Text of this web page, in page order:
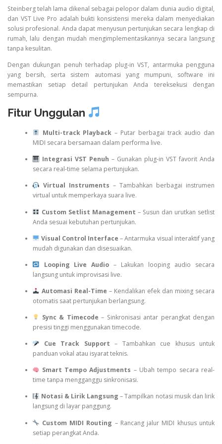
Steinberg telah lama dikenal sebagai pelopor dalam dunia audio digital,
dan VST Live Pro adalah bukti konsistensi mereka dalam menyediakan
solusi profesional. Anda dapat menyusun pertunjukan secara lengkap di
rumah, lalu dengan mudah mengimplementasikannya secara langsung
tanpa kesulitan.
Dengan dukungan penuh terhadap plug-in VST, antarmuka pengguna
yang bersih, serta sistem automasi yang mumpuni, software ini
memastikan setiap detail pertunjukan Anda tereksekusi dengan
sempurna.
Fitur Unggulan
Multi-track Playback – Putar berbagai track audio dan
MIDI secara bersamaan dalam performa live.
Integrasi VST Penuh – Gunakan plug-in VST favorit Anda
secara real-time selama pertunjukan.
Virtual Instruments – Tambahkan berbagai instrumen
virtual untuk memperkaya suara live.
Custom Setlist Management – Susun dan urutkan setlist
Anda sesuai kebutuhan pertunjukan.
Visual Control Interface – Antarmuka visual interaktif yang
mudah digunakan dan disesuaikan.
Looping Live Audio – Lakukan looping audio secara
langsung untuk improvisasi live.
Automasi Real-Time – Kendalikan efek dan mixing secara
otomatis saat pertunjukan berlangsung.
Sync & Timecode – Sinkronisasi antar perangkat dengan
presisi tinggi menggunakan timecode.
Cue Track Support – Tambahkan cue khusus untuk
panduan vokal atau isyarat teknis.
Smart Tempo Adjustments – Ubah tempo secara real-
time tanpa mengganggu sinkronisasi.
Notasi & Lirik Langsung – Tampilkan notasi musik dan lirik
langsung di layar panggung.
Custom MIDI Routing – Rancang jalur MIDI khusus untuk
setiap perangkat Anda.